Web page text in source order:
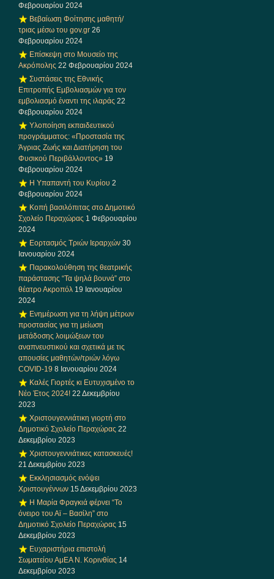
Φεβρουαρίου 2024
Βεβαίωση Φοίτησης μαθητή/
τριας μέσω του gov.gr 26
Φεβρουαρίου 2024
Επίσκεψη στο Μουσείο της
Ακρόπολης 22 Φεβρουαρίου 2024
Συστάσεις της Εθνικής
Επιτροπής Εμβολιασμών για τον
εμβολιασμό έναντι της ιλαράς 22
Φεβρουαρίου 2024
Υλοποίηση εκπαιδευτικού
προγράμματος: «Προστασία της
Άγριας Ζωής και Διατήρηση του
Φυσικού Περιβάλλοντος» 19
Φεβρουαρίου 2024
Η Υπαπαντή του Κυρίου 2
Φεβρουαρίου 2024
Κοπή βασιλόπιτας στο Δημοτικό
Σχολείο Περαχώρας 1 Φεβρουαρίου
2024
Εορτασμός Τριών Ιεραρχών 30
Ιανουαρίου 2024
Παρακολούθηση της θεατρικής
παράστασης “Τα ψηλά βουνά” στο
θέατρο Ακροπόλ 19 Ιανουαρίου
2024
Ενημέρωση για τη λήψη μέτρων
προστασίας για τη μείωση
μετάδοσης λοιμώξεων του
αναπνευστικού και σχετικά με τις
απουσίες μαθητών/τριών λόγω
COVID-19 8 Ιανουαρίου 2024
Καλές Γιορτές κι Ευτυχισμένο το
Νέο Έτος 2024! 22 Δεκεμβρίου
2023
Χριστουγεννιάτικη γιορτή στο
Δημοτικό Σχολείο Περαχώρας 22
Δεκεμβρίου 2023
Χριστουγεννιάτικες κατασκευές!
21 Δεκεμβρίου 2023
Εκκλησιασμός ενόψει
Χριστουγέννων 15 Δεκεμβρίου 2023
Η Μαρία Φραγκιά φέρνει “Το
όνειρο του Αϊ – Βασίλη” στο
Δημοτικό Σχολείο Περαχώρας 15
Δεκεμβρίου 2023
Ευχαριστήρια επιστολή
Σωματείου ΑμΕΑ Ν. Κορινθίας 14
Δεκεμβρίου 2023